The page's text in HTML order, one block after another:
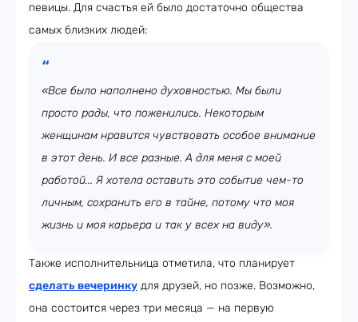
певицы. Для счастья ей было достаточно общества
самых близких людей:
«Все было наполнено духовностью. Мы были
просто рады, что поженились. Некоторым
женщинам нравится чувствовать особое внимание
в этот день. И все разные. А для меня с моей
работой... Я хотела оставить это событие чем-то
личным, сохранить его в тайне, потому что моя
жизнь и моя карьера и так у всех на виду».
Также исполнительница отметила, что планирует
сделать вечеринку для друзей, но позже. Возможно,
она состоится через три месяца — на первую